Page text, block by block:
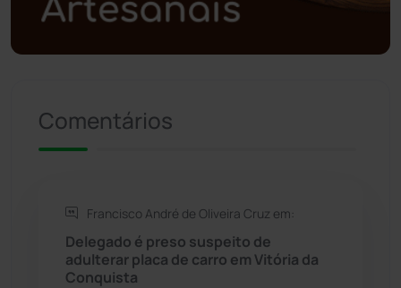
Política
Riacho de Santana
Rio do Antônio
Rio do Pires
Comentários
Francisco André de Oliveira Cruz em:
Delegado é preso suspeito de
adulterar placa de carro em Vitória da
Conquista